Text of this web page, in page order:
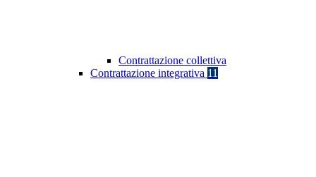
Contrattazione collettiva
Contrattazione integrativa 11